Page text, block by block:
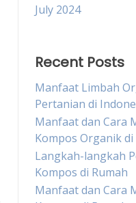
July 2024
Recent Posts
Manfaat Limbah
Pertanian di
Manfaat dan Cara
Kompos Organik
Langkah-langkah
Kompos di Rumah
Manfaat dan Cara